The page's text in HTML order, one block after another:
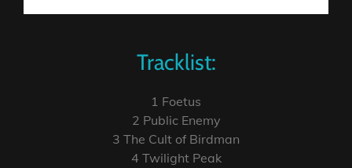
Tracklist:
1 Foetus
2 Public Enemy
3 The Cult of Birdman
4 Twilight Peak